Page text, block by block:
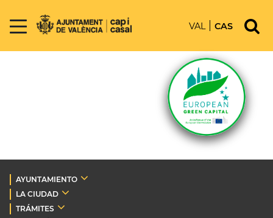
VAL CAS
AYUNTAMIENTO
LA CIUDAD
TRÁMITES